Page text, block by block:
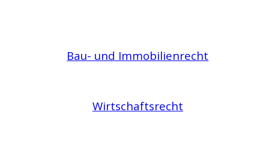
Bau- und Immobilienrecht
Wirtschaftsrecht